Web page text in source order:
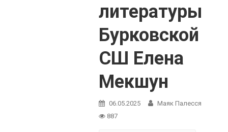
литературы
Бурковской
СШ Елена
Мекшун
06.05.2025
Маяк Палесся
887